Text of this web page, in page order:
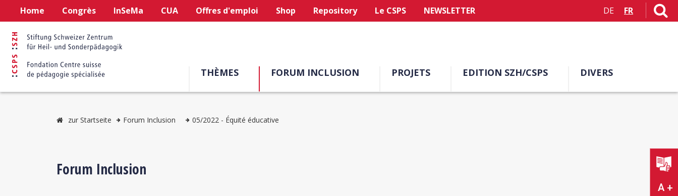
Home Congrès InSeMa CUA Offres d'emploi Shop Repository Le CSPS NEWSLETTER DE FR
THÈMES FORUM INCLUSION PROJETS EDITION SZH/CSPS DIVERS
A +
zur Startseite Forum Inclusion 05/2022 - Équité éducative
Forum Inclusion